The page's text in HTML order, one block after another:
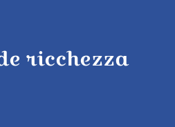
ricchezza